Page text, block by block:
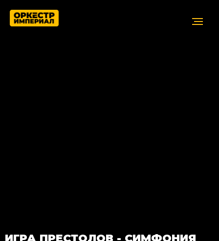
ИГРА ПРЕСТОЛОВ - СИМФОНИЯ